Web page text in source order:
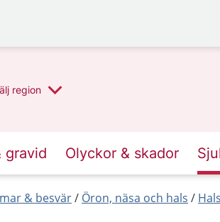
region
gravid Olyckor & skador
& besvär Öron, näsa och hals Hals